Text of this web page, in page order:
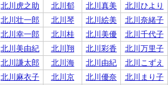
北川虎之助 北川郁 北川真美
北川ひより
北川壮一郎 北川琴 北川絵美
北川奈緒子
北川幸一郎 北川桂 北川美優
北川千代子
北川美由紀 北川翔 北川彩香
北川万里子
北川謙太郎 北川海 北川由紀
北川こずえ
北川麻衣子 北川京 北川優奈
北川まり子